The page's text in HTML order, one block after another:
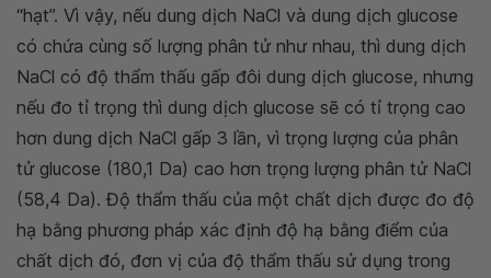
“hạt”. Vì vậy, nếu dung dịch NaCl và dung dịch glucose
có chứa cùng số lượng phân tử như nhau, thì dung dịch
NaCl có độ thẩm thấu gấp đôi dung dịch glucose, nhưng
nếu đo tỉ trọng thì dung dịch glucose sẽ có tỉ trọng cao
hơn dung dịch NaCl gấp 3 lần, vì trọng lượng của phân
tử glucose (180,1 Da) cao hơn trọng lượng phân tử NaCl
(58,4 Da). Độ thẩm thấu của một chất dịch được đo độ
hạ bằng phương pháp xác định độ hạ bằng điểm của
chất dịch đó, đơn vị của độ thẩm thấu sử dụng trong